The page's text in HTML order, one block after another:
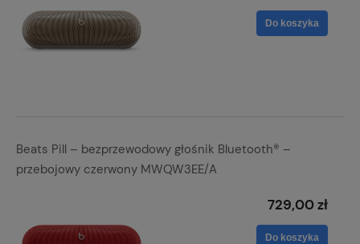
Do koszyka
Beats Pill – bezprzewodowy głośnik Bluetooth® –
przebojowy czerwony MWQW3EE/A
729,00 zł
Do koszyka